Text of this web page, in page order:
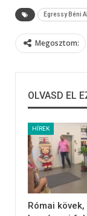
Egressy Béni
Megosztom:
OLVASD EL
HÍREK
Római kövek,